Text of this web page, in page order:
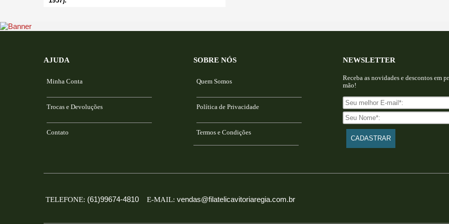
AJUDA
Minha Conta
Trocas e Devoluções
Contato
SOBRE NÓS
Quem Somos
Política de Privacidade
Termos e Condições
NEWSLETTER
Receba as novidades e descontos em
mão!
TELEFONE: (61)99674-4810 E-MAIL: vendas@filatelicavitoriaregia.com.br